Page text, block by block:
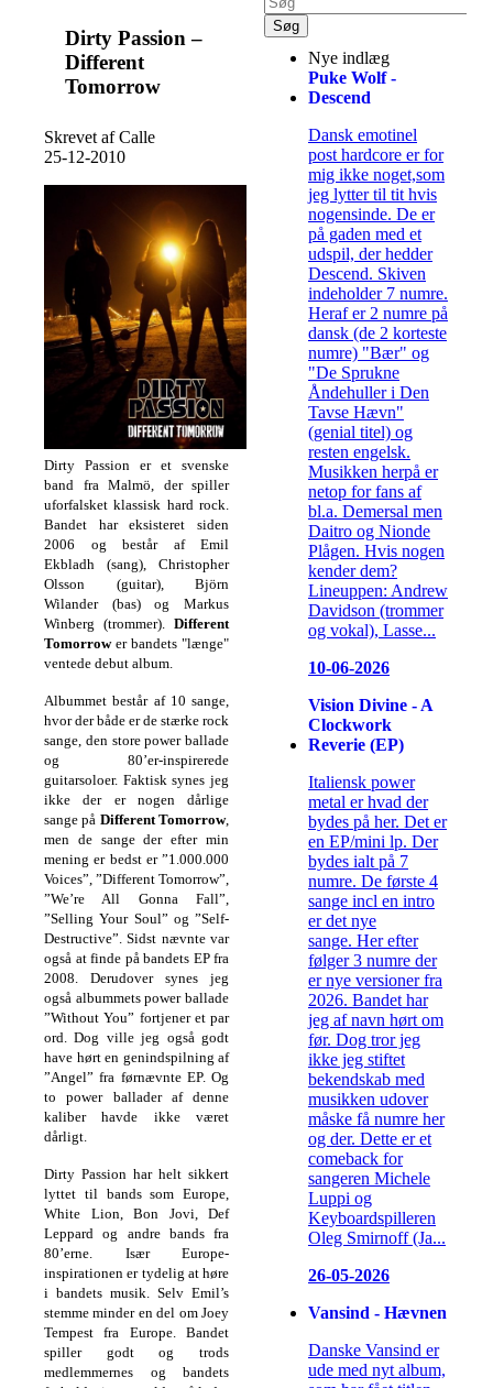
Dirty Passion –
Different
Tomorrow
Skrevet af Calle
25-12-2010
Dirty Passion er et svenske
band fra Malmö, der spiller
uforfalsket klassisk hard rock.
Bandet har eksisteret siden
2006 og består af Emil
Ekbladh (sang), Christopher
Olsson (guitar), Björn
Wilander (bas) og Markus
Winberg (trommer). Different
Tomorrower bandets "længe"
ventede debut album.
Albummet består af 10 sange,
hvor der både er de stærke rock
sange, den store power ballade
og 80’er-inspirerede
guitarsoloer. Faktisk synes jeg
ikke der er nogen dårlige
sange på Different Tomorrow,
men de sange der efter min
mening er bedst er ”1.000.000
Voices”, ”Different Tomorrow”,
”We’re All Gonna Fall”,
”Selling Your Soul” og ”Self-
Destructive”. Sidst nævnte var
også at finde på bandets EP fra
2008. Derudover synes jeg
også albummets power ballade
”Without You” fortjener et par
ord. Dog ville jeg også godt
have hørt en genindspilning af
”Angel” fra førnævnte EP. Og
to power ballader af denne
kaliber havde ikke været
dårligt.
Dirty Passion har helt sikkert
lyttet til bands som Europe,
White Lion, Bon Jovi, Def
Leppard og andre bands fra
80’erne. Især Europe-
inspirationen er tydelig at høre
i bandets musik. Selv Emil’s
stemme minder en del om Joey
Tempest fra Europe. Bandet
spiller godt og trods
medlemmernes og bandets
Nye indlæg
Puke Wolf -
Descend
Dansk emotinel
post hardcore er for
mig ikke noget,som
jeg lytter til tit hvis
nogensinde. De er
på gaden med et
udspil, der hedder
Descend. Skiven
indeholder 7 numre.
Heraf er 2 numre på
dansk (de 2 korteste
numre) "Bær" og
"De Sprukne
Åndehuller i Den
Tavse Hævn"
(genial titel) og
resten engelsk.
Musikken herpå er
netop for fans af
bl.a. Demersal men
Daitro og Nionde
Plågen. Hvis nogen
kender dem?
Lineuppen: Andrew
Davidson (trommer
og vokal), Lasse...
10-06-2026
Vision Divine - A
Clockwork
Reverie (EP)
Italiensk power
metal er hvad der
bydes på her. Det er
en EP/mini lp. Der
bydes ialt på 7
numre. De første 4
sange incl en intro
er det nye
sange. Her efter
følger 3 numre der
er nye versioner fra
2026. Bandet har
jeg af navn hørt om
før. Dog tror jeg
ikke jeg stiftet
bekendskab med
musikken udover
måske få numre her
og der. Dette er et
comeback for
sangeren Michele
Luppi og
Keyboardspilleren
Oleg Smirnoff (Ja...
26-05-2026
Vansind - Hævnen
Danske Vansind er
ude med nyt album,